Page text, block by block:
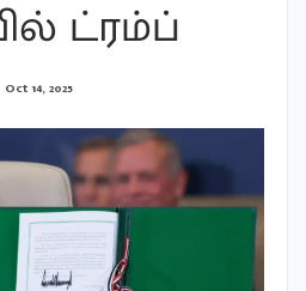
ட்ரம்ப்
Oct 14, 2025